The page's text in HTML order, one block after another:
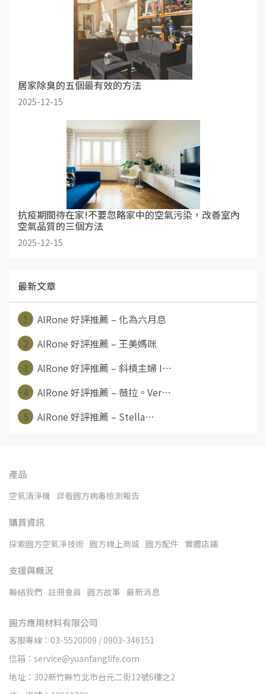
居家除臭的五個最有效的方法
2025-12-15
抗疫期間待在家!不要忽略家中的空氣污染，改善室內
空氣品質的三個方法
2025-12-15
最新文章
1
AIRone 好評推薦 – 化為六月息
2
AIRone 好評推薦 – 王美媽咪
3
AIRone 好評推薦 – 斜槓主婦 I⋯
4
AIRone 好評推薦 – 薇拉。Ver⋯
5
AIRone 好評推薦 – Stella⋯
產品
空氣清淨機 詳看圓方病毒檢測報告
購買資訊
探索圓方空氣凈技術 圓方線上商城 圓方配件 實體店鋪
支援與概況
聯絡我們 註冊會員 圓方故事 最新消息
圓方應用材料有限公司
客服專線：03-5520009 / 0903-346151
信箱：service@yuanfanglife.com
地址：302新竹縣竹北市台元二街12號6樓之2